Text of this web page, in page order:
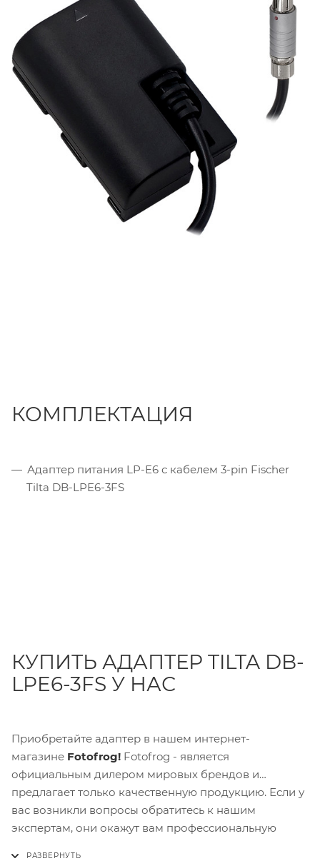
КОМПЛЕКТАЦИЯ
Адаптер питания LP-E6 с кабелем 3-pin Fischer
Tilta DB-LPE6-3FS
КУПИТЬ АДАПТЕР TILTA DB-
LPE6-3FS У НАС
Приобретайте адаптер в нашем интернет-
магазине Fotofrog! Fotofrog - является
официальным дилером мировых брендов и
предлагает только качественную продукцию. Если у
вас возникли вопросы обратитесь к нашим
экспертам, они окажут вам профессиональную